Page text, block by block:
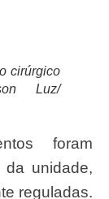
cirúrgico
Luz/
da unidade,
reguladas.